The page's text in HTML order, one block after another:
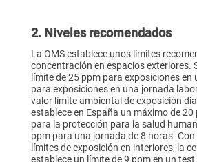
2. Niveles recomendados
La OMS establece unos límites
concentración en espacios exteriores.
límite de 25 ppm para exposiciones en
para exposiciones en una jornada
valor límite ambiental de exposición
establece en España un máximo de
para la protección para la salud
ppm para una jornada de 8 horas.
límites de exposición en interiores, la
establece un límite de 9 ppm en un test